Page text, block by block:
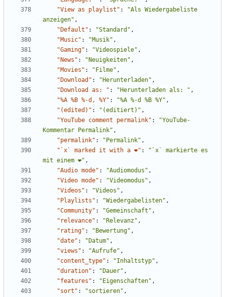
"View as playlist" :
"Als Wiedergabeliste
anzeigen" ,
"Default" : "Standard" ,
"Music" : "Musik" ,
"Gaming" : "Videospiele" ,
"News" : "Neuigkeiten" ,
"Movies" : "Filme" ,
"Download" : "Herunterladen" ,
"Download as: " : "Herunterladen als: " ,
"%A %B %-d, %Y" : "%A %-d %B %Y" ,
"(edited)" : "(editiert)" ,
"YouTube comment permalink" :
"YouTube-
Kommentar Permalink" ,
"permalink" : "Permalink" ,
"`x` marked it with a ❤" :
"`x` markierte es
mit einem ❤" ,
"Audio mode" : "Audiomodus" ,
"Video mode" : "Videomodus" ,
"Videos" : "Videos" ,
"Playlists" : "Wiedergabelisten" ,
"Community" : "Gemeinschaft" ,
"relevance" : "Relevanz" ,
"rating" : "Bewertung" ,
"date" : "Datum" ,
"views" : "Aufrufe" ,
"content_type" : "Inhaltstyp" ,
"duration" : "Dauer" ,
"features" : "Eigenschaften" ,
"sort" : "sortieren" ,